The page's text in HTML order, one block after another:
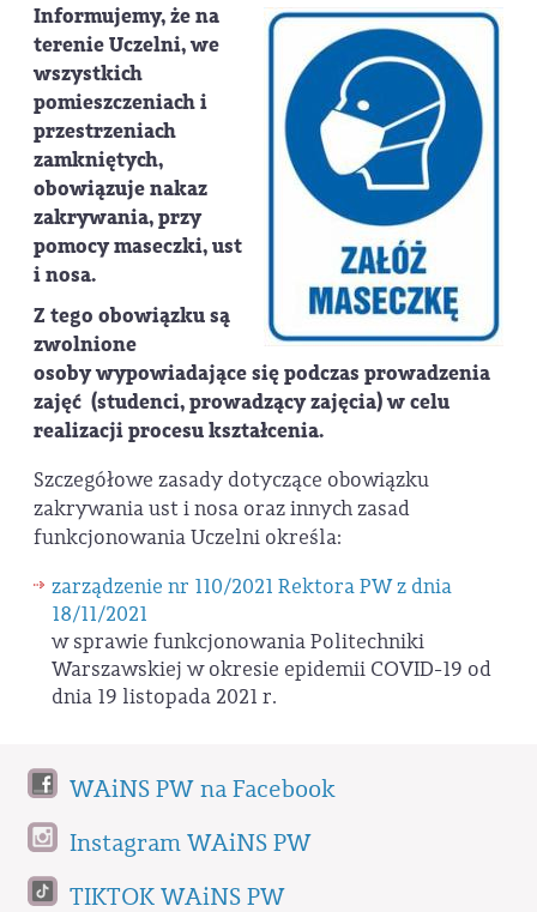
Informujemy, że na
terenie Uczelni, we
wszystkich
pomieszczeniach i
przestrzeniach
zamkniętych,
obowiązuje nakaz
zakrywania, przy
pomocy maseczki, ust
i nosa.
Z tego obowiązku są
zwolnione
osoby wypowiadające się podczas prowadzenia
zajęć (studenci, prowadzący zajęcia) w celu
realizacji procesu kształcenia.
Szczegółowe zasady dotyczące obowiązku
zakrywania ust i nosa oraz innych zasad
funkcjonowania Uczelni określa:
zarządzenie nr 110/2021 Rektora PW z dnia
18/11/2021
w sprawie funkcjonowania Politechniki
Warszawskiej w okresie epidemii COVID-19 od
dnia 19 listopada 2021 r.
WAiNS PW na Facebook
Instagram WAiNS PW
TIKTOK WAiNS PW